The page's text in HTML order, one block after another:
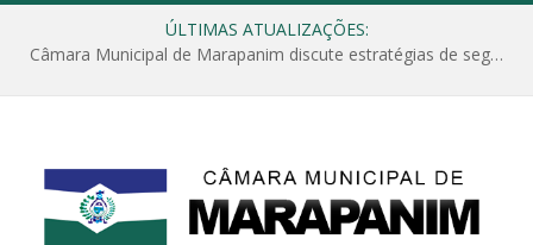
ÚLTIMAS ATUALIZAÇÕES:
Câmara Municipal de Marapanim discute estratégias de segurança com autoridades e poder executivo